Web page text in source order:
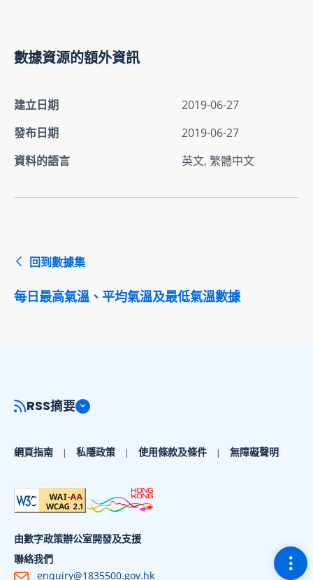
數據資源的額外資訊
建立日期
2019-06-27
發布日期
2019-06-27
資料的語言
英文, 繁體中文
回到數據集
每日最高氣溫、平均氣溫及最低氣溫數據
切
RSS摘要
網頁指南 私隱政策 使用條款及條件 無障礙聲明
由數字政策辦公室開發及支援
聯絡我們
enquiry@1835500.gov.hk